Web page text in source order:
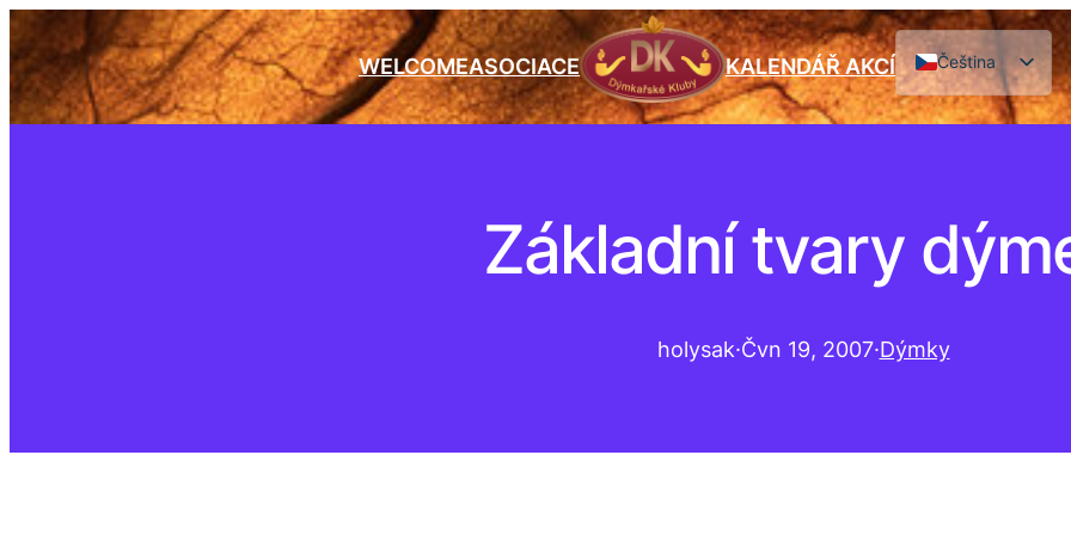
WELCOMEASOCIACE KALENDÁŘ AKCÍ
Čeština
English
Základní tvary
holysak·Čvn 19, 2007·Dýmky